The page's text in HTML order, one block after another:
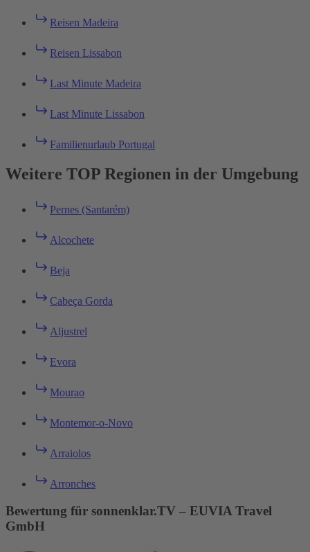
Reisen Madeira
Reisen Lissabon
Last Minute Madeira
Last Minute Lissabon
Familienurlaub Portugal
Weitere TOP Regionen in der Umgebung
Pernes (Santarém)
Alcochete
Beja
Cabeça Gorda
Aljustrel
Evora
Mourao
Montemor-o-Novo
Arraiolos
Arronches
Bewertung für sonnenklar.TV – EUVIA Travel
GmbH